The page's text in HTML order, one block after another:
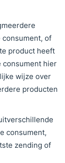
consument, of
product heeft
consument hier
wijze over
producten
consument,
zending of